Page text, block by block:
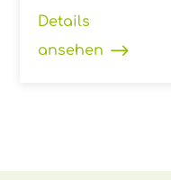
Details
ansehen